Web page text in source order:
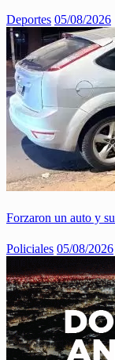
Deportes 05/08/2026
Forzaron un auto y
Policiales 05/08/2026